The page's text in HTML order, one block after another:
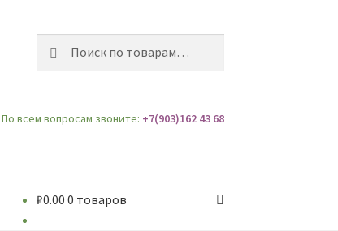
По всем вопросам звоните: +7(903)162 43 68
₽0.00 0 товаров